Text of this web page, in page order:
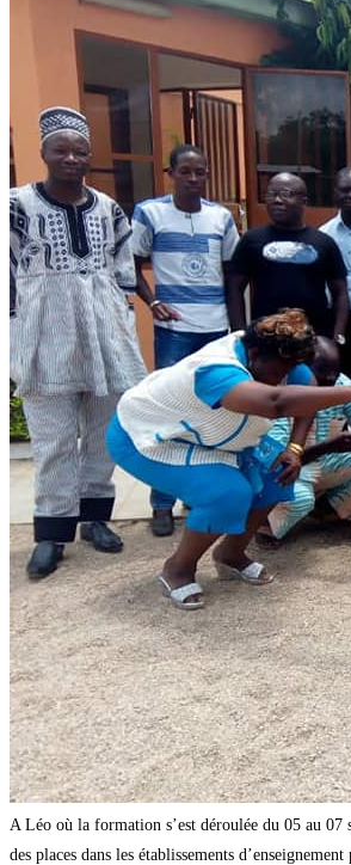
A Léo où la formation s’est déroulée du 05 au 07
des places dans les établissements